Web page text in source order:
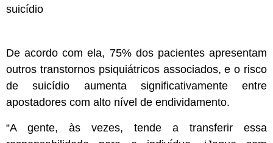
suicídio
De acordo com ela, 75% dos pacientes apresentam
outros transtornos psiquiátricos associados, e o risco
de suicídio aumenta significativamente entre
apostadores com alto nível de endividamento.
“A gente, às vezes, tende a transferir essa